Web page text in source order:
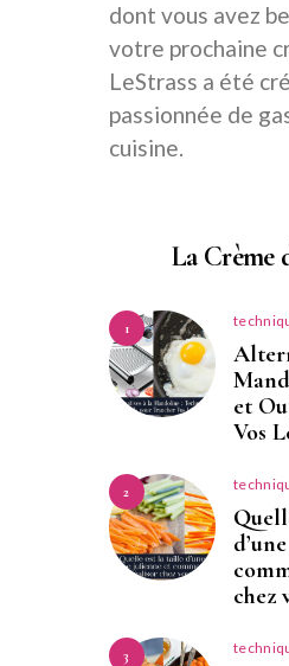
dont vous avez
votre prochaine
LeStrass a été
passionnée de
cuisine.
La Crème
1
et
Vos
2
chez
3